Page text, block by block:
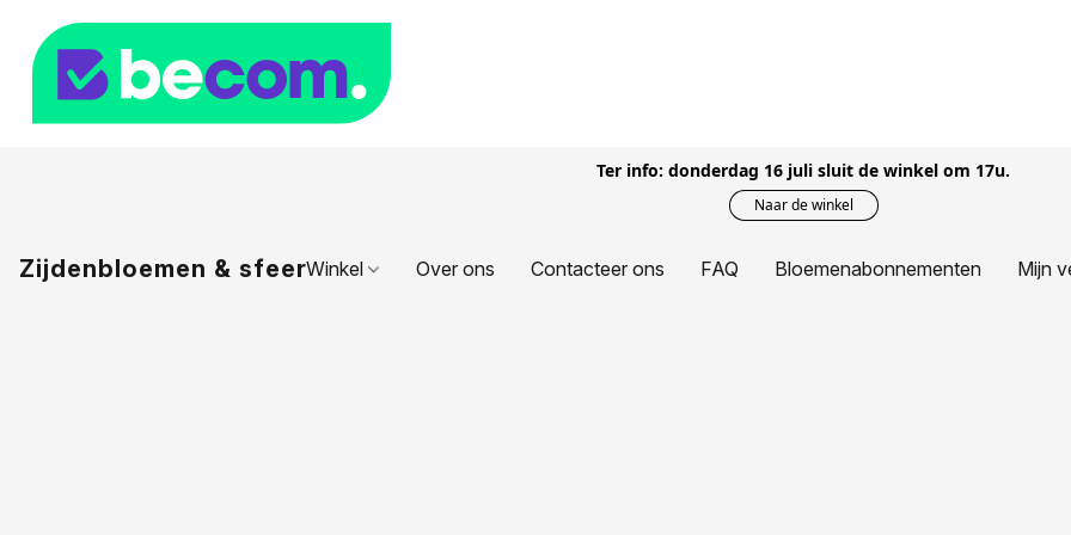
Ter info: donderdag 16 juli sluit de winkel om 17u.
Naar de winkel
Zijdenbloemen & sfeerWinkel Over ons Contacteer ons FAQ Bloemenabonnementen Mijn